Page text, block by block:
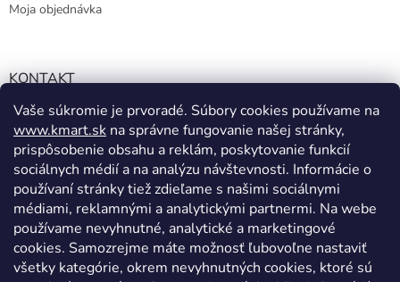
Vaše súkromie je prvoradé. Súbory cookies používame na
www.kmart.sk na správne fungovanie našej stránky,
prispôsobenie obsahu a reklám, poskytovanie funkcií
sociálnych médií a na analýzu návštevnosti. Informácie o
používaní stránky tiež zdieľame s našimi sociálnymi
médiami, reklamnými a analytickými partnermi. Na webe
používame nevyhnutné, analytické a marketingové
cookies. Samozrejme máte možnosť ľubovoľne nastaviť
všetky kategórie, okrem nevyhnutných cookies, ktoré sú
Moja objednávka
KONTAKT
info@kmart.sk
+421 947 979 193
+421 947 979 193
facebook.com/Kolieramarket